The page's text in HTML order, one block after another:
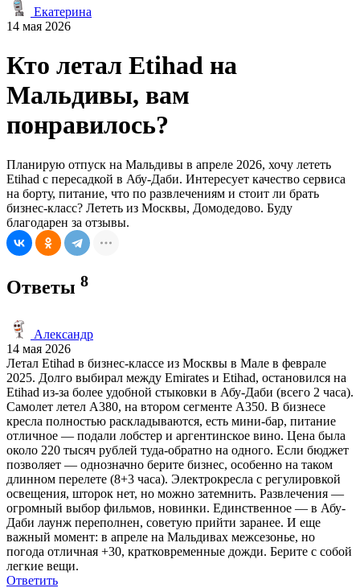
Екатерина
14 мая 2026
Кто летал Etihad на
Мальдивы, вам
понравилось?
Планирую отпуск на Мальдивы в апреле 2026, хочу лететь
Etihad с пересадкой в Абу-Даби. Интересует качество сервиса
на борту, питание, что по развлечениям и стоит ли брать
бизнес-класс? Лететь из Москвы, Домодедово. Буду
благодарен за отзывы.
Ответы 8
Александр
14 мая 2026
Летал Etihad в бизнес-классе из Москвы в Мале в феврале
2025. Долго выбирал между Emirates и Etihad, остановился на
Etihad из-за более удобной стыковки в Абу-Даби (всего 2 часа).
Самолет летел A380, на втором сегменте A350. В бизнесе
кресла полностью раскладываются, есть мини-бар, питание
отличное — подали лобстер и аргентинское вино. Цена была
около 220 тысяч рублей туда-обратно на одного. Если бюджет
позволяет — однозначно берите бизнес, особенно на таком
длинном перелете (8+3 часа). Электрокресла с регулировкой
освещения, шторок нет, но можно затемнить. Развлечения —
огромный выбор фильмов, новинки. Единственное — в Абу-
Даби лаунж переполнен, советую прийти заранее. И еще
важный момент: в апреле на Мальдивах межсезонье, но
погода отличная +30, кратковременные дожди. Берите с собой
легкие вещи.
Ответить